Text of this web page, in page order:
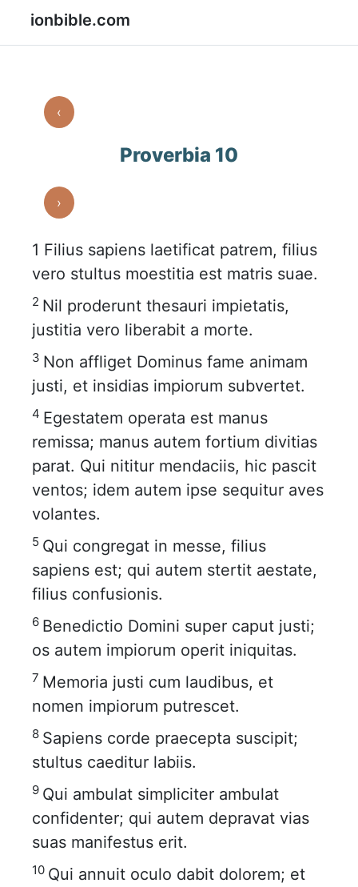
ionbible.com
‹
Proverbia 10
›
1 Filius sapiens laetificat patrem, filius
vero stultus moestitia est matris suae.
2 Nil proderunt thesauri impietatis,
justitia vero liberabit a morte.
3 Non affliget Dominus fame animam
justi, et insidias impiorum subvertet.
4 Egestatem operata est manus
remissa; manus autem fortium divitias
parat. Qui nititur mendaciis, hic pascit
ventos; idem autem ipse sequitur aves
volantes.
5 Qui congregat in messe, filius
sapiens est; qui autem stertit aestate,
filius confusionis.
6 Benedictio Domini super caput justi;
os autem impiorum operit iniquitas.
7 Memoria justi cum laudibus, et
nomen impiorum putrescet.
8 Sapiens corde praecepta suscipit;
stultus caeditur labiis.
9 Qui ambulat simpliciter ambulat
confidenter; qui autem depravat vias
suas manifestus erit.
10 Qui annuit oculo dabit dolorem; et